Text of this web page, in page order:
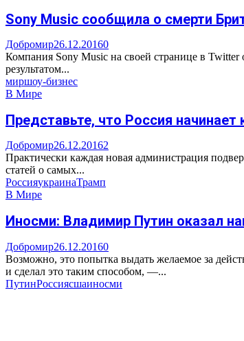
Sony Music сообщила о смерти
Добромир26.12.20160
Компания Sony Music на своей странице в Twitter
результатом...
миршоу-бизнес
В Мире
Представьте, что Россия
Добромир26.12.20162
Практически каждая новая администрация
статей о самых...
РоссияукраинаТрамп
В Мире
Иносми: Владимир Путин оказал
Добромир26.12.20160
Возможно, это попытка выдать желаемое за
и сделал это таким способом, —...
ПутинРоссиясшаиносми